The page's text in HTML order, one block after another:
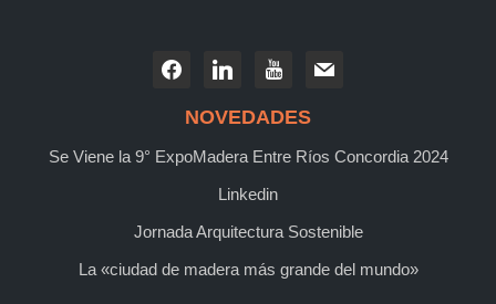
NOVEDADES
Se Viene la 9° ExpoMadera Entre Ríos Concordia 2024
Linkedin
Jornada Arquitectura Sostenible
La «ciudad de madera más grande del mundo»